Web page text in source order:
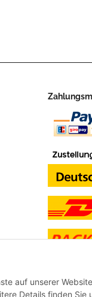
auf unserer
Details finden Sie